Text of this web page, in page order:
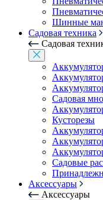
Шинные
Садовая техника
Садовая
Садовая
Кусторезы
Садовые
Аксессуары
Аксессуары